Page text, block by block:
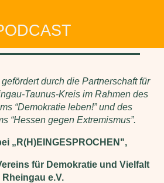
durch die Partnerschaft für
Taunus-Kreis im Rahmen des
“Demokratie leben!” und des
“Hessen gegen Extremismus”.
„R(H)EINGESPROCHEN",
für Demokratie und Vielfalt
Rheingau e.V.